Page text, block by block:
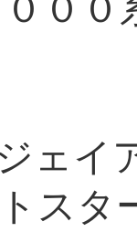
ェイ
スタ